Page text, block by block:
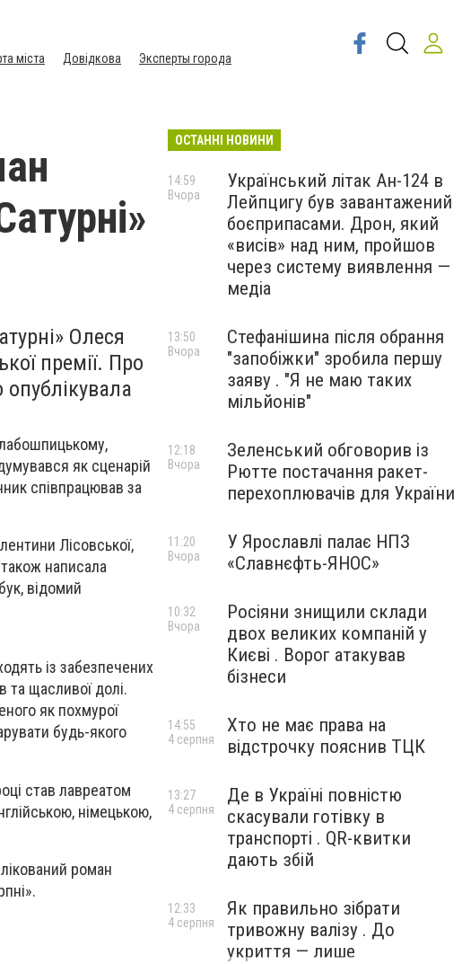
міста Довідкова Эксперты города
Олеся
премії. Про
як сценарій
співпрацював за
Лісовської,
написала
відомий
із забезпечених
та щасливої долі.
як похмурої
будь-якого
став лавреатом
німецькою,
роман
ОСТАННІ НОВИНИ
Український літак Ан-124 в
Лейпцигу був завантажений
боєприпасами. Дрон, який
«висів» над ним, пройшов
через систему виявлення —
медіа
14:59
Вчора
Стефанішина після обрання
"запобіжки" зробила першу
заяву . "Я не маю таких
мільйонів"
13:50
Вчора
Зеленський обговорив із
Рютте постачання ракет-
перехоплювачів для України
12:18
Вчора
У Ярославлі палає НПЗ
«Славнєфть-ЯНОС»
11:20
Вчора
Росіяни знищили склади
двох великих компаній у
Києві . Ворог атакував
бізнеси
10:32
Вчора
Хто не має права на
відстрочку пояснив ТЦК
14:55
4 серпня
Де в Україні повністю
скасували готівку в
транспорті . QR-квитки
дають збій
13:27
4 серпня
Як правильно зібрати
тривожну валізу . До
укриття — лише
12:33
4 серпня